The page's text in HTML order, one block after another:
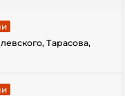
Тарасова,